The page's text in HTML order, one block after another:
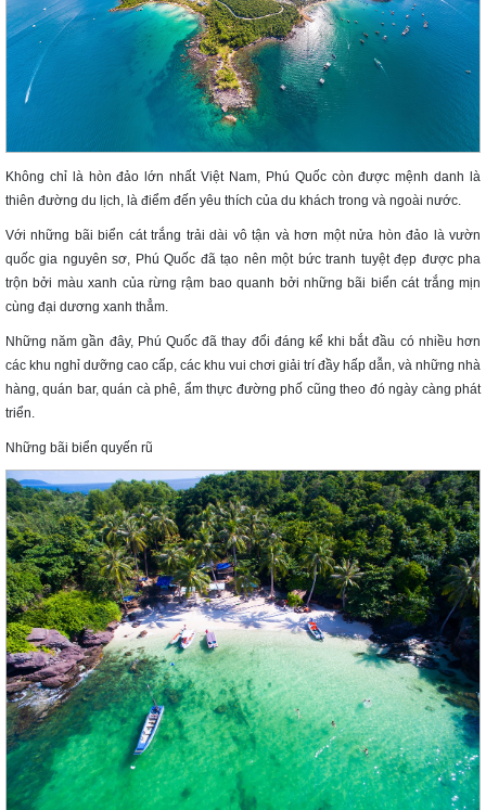
Không chỉ là hòn đảo lớn nhất Việt Nam, Phú Quốc còn được mệnh danh là
thiên đường du lịch, là điểm đến yêu thích của du khách trong và ngoài nước.
Với những bãi biển cát trắng trải dài vô tận và hơn một nửa hòn đảo là vườn
quốc gia nguyên sơ, Phú Quốc đã tạo nên một bức tranh tuyệt đẹp được pha
trộn bởi màu xanh của rừng rậm bao quanh bởi những bãi biển cát trắng mịn
cùng đại dương xanh thẳm.
Những năm gần đây, Phú Quốc đã thay đổi đáng kể khi bắt đầu có nhiều hơn
các khu nghỉ dưỡng cao cấp, các khu vui chơi giải trí đầy hấp dẫn, và những nhà
hàng, quán bar, quán cà phê, ẩm thực đường phố cũng theo đó ngày càng phát
triển.
Những bãi biển quyến rũ